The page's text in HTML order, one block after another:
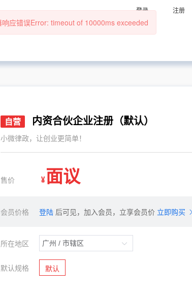
登录 注册
自营 内资合伙企业注册（默认）
小微律政，让创业更简单！
售价 ¥ 面议
会员价格 登陆 后可见，加入会员，立享会员价 立即购买
所在地区
默认规格 默认